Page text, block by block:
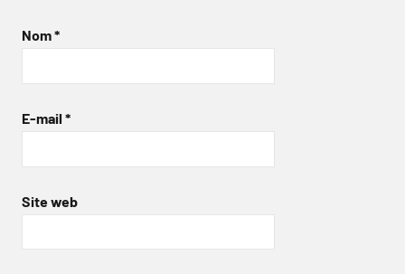
Nom*
E-mail *
Site web